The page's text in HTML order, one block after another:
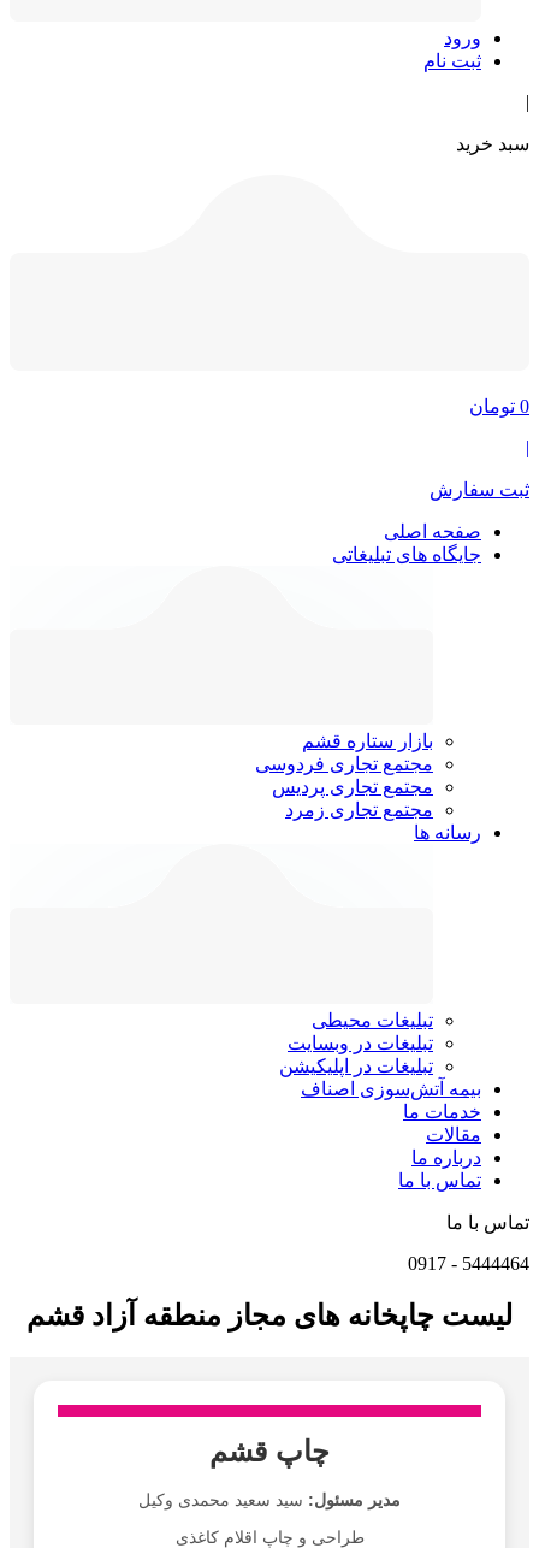
ورود
ثبت نام
سبد خرید
0 تومان
|
ثبت سفارش
صفحه اصلی
جایگاه های تبلیغاتی
بازار ستاره قشم
مجتمع تجاری فردوسی
مجتمع تجاری پردیس
مجتمع تجاری زمرد
رسانه ها
تبلیغات محیطی
تبلیغات در وبسایت
تبلیغات در اپلیکیشن
بیمه آتش‌سوزی اصناف
خدمات ما
مقالات
درباره ما
تماس با ما
تماس با ما
5444464
-
0917
لیست چاپخانه های مجاز منطقه آزاد قشم
چاپ قشم
مدیر مسئول: سید سعید محمدی وکیل
طراحی و چاپ اقلام کاغذی